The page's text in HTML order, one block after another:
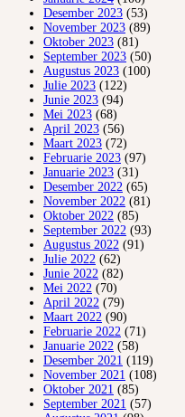
Desember 2023 (53)
November 2023 (89)
Oktober 2023 (81)
September 2023 (50)
Augustus 2023 (100)
Julie 2023 (122)
Junie 2023 (94)
Mei 2023 (68)
April 2023 (56)
Maart 2023 (72)
Februarie 2023 (97)
Januarie 2023 (31)
Desember 2022 (65)
November 2022 (81)
Oktober 2022 (85)
September 2022 (93)
Augustus 2022 (91)
Julie 2022 (62)
Junie 2022 (82)
Mei 2022 (70)
April 2022 (79)
Maart 2022 (90)
Februarie 2022 (71)
Januarie 2022 (58)
Desember 2021 (119)
November 2021 (108)
Oktober 2021 (85)
September 2021 (57)